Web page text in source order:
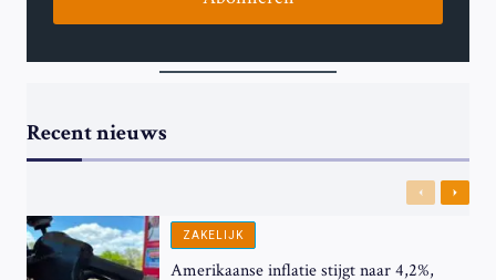
Recent nieuws
Previous
Next
ZAKELIJK
Amerikaanse inflatie stijgt naar 4,2%,